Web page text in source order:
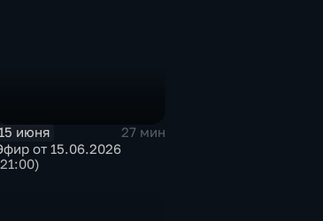
июня
27 мин
от 15.06.2026